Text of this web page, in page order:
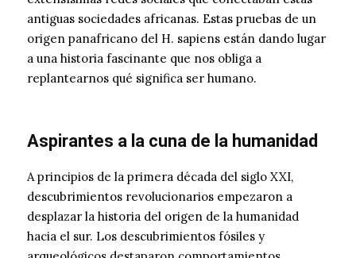
antiguas sociedades africanas. Estas pruebas de un
origen panafricano del H. sapiens están dando lugar
a una historia fascinante que nos obliga a
replantearnos qué significa ser humano.
Aspirantes a la cuna de la humanidad
A principios de la primera década del siglo XXI,
descubrimientos revolucionarios empezaron a
desplazar la historia del origen de la humanidad
hacia el sur. Los descubrimientos fósiles y